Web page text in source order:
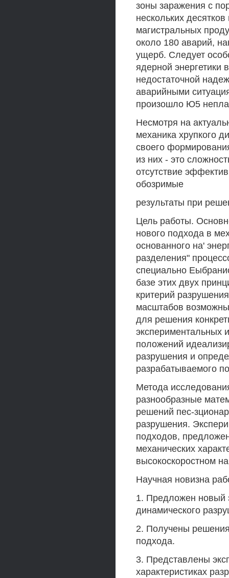
зоны заражения с
нескольких
магистральных
около 180 аварий,
ущерб. Следует
ядерной энергетики
недостаточной
аварийными
произошло Ю5
Несмотря на
механика хрупкого
своего
из них - это
отсутствие
обозримые
результаты при
Цель работы.
нового подхода в
основанного на'
разделения"
специально
базе этих двух
критерий
масштабов
для решения
экспериментальных
положений
разрушения и
разрабатываемого
Метода
разнообразные
решений пес-
разрушения.
подходов,
механических
высокоскоростном
Научная новизна
1. Предложен новый
динамического
2. Получены
подхода.
3. Представлены
характеристиках